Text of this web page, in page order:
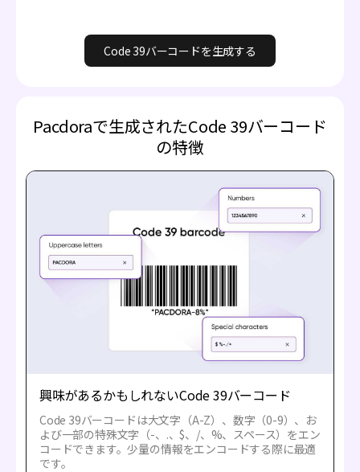
Code 39バーコードを生成する
Pacdoraで生成されたCode 39バーコード
の特徴
興味があるかもしれないCode 39バーコード
Code 39バーコードは大文字（A-Z）、数字（0-9）、お
よび一部の特殊文字（-、.、$、/、%、スペース）をエン
コードできます。少量の情報をエンコードする際に最適
です。